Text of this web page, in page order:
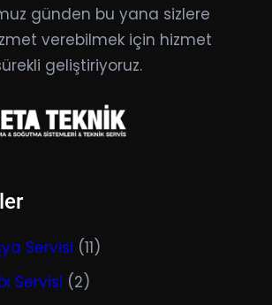
günden bu yana sizlere
verebilmek için hizmet
geliştiriyoruz.
Servisi (11)
Servisi (2)